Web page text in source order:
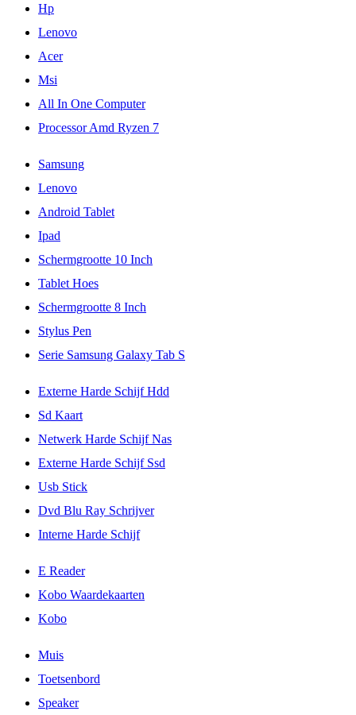
Hp
Lenovo
Acer
Msi
All In One Computer
Processor Amd Ryzen 7
Samsung
Lenovo
Android Tablet
Ipad
Schermgrootte 10 Inch
Tablet Hoes
Schermgrootte 8 Inch
Stylus Pen
Serie Samsung Galaxy Tab S
Externe Harde Schijf Hdd
Sd Kaart
Netwerk Harde Schijf Nas
Externe Harde Schijf Ssd
Usb Stick
Dvd Blu Ray Schrijver
Interne Harde Schijf
E Reader
Kobo Waardekaarten
Kobo
Muis
Toetsenbord
Speaker